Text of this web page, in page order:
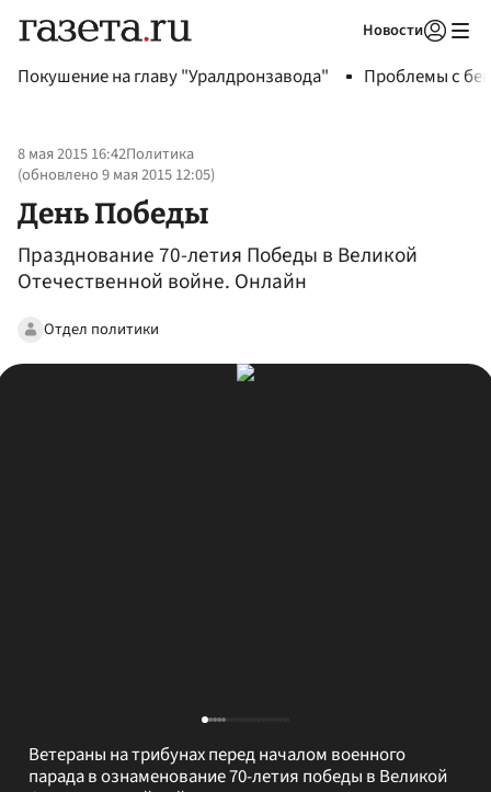
Новости
Покушение на главу "Уралдронзавода" Проблемы с
8 мая 2015 16:42Политика
(обновлено9 мая 2015 12:05)
День Победы
Празднование 70-летия Победы в Великой
Отечественной войне. Онлайн
Отдел политики
Ветераны на трибунах перед началом военного
парада в ознаменование 70-летия победы в Великой